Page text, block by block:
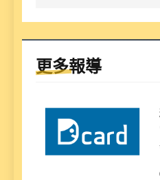
更多報導